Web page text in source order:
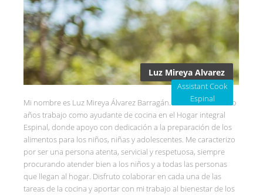
Luz Mireya Alvarez
Assistant Cook
Espinal
Mi nombre es Luz Mireya Álvarez Barragán. Desde hace cuatro
años trabajo como ayudante de cocina en el Hogar integral
Espinal, donde apoyo con dedicación a la preparación de los
alimentos para los niños, niñas y adolescentes. Me caracterizo
por ser una persona atenta, servicial y respetuosa, siempre
procurando atender bien a los niños y a todas las personas
que llegan al hogar. Disfruto colaborar en cada una de las
tareas de la cocina y aportar con mi trabajo al bienestar de los